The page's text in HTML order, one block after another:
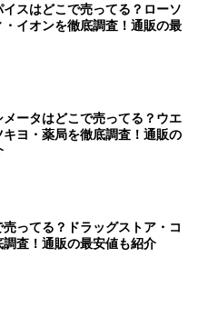
スはどこで売ってる？ローソ
・イオンを徹底調査！通販の最
ータはどこで売ってる？ウエ
キヨ・薬局を徹底調査！通販の
ってる？ドラッグストア・コ
調査！通販の最安値も紹介